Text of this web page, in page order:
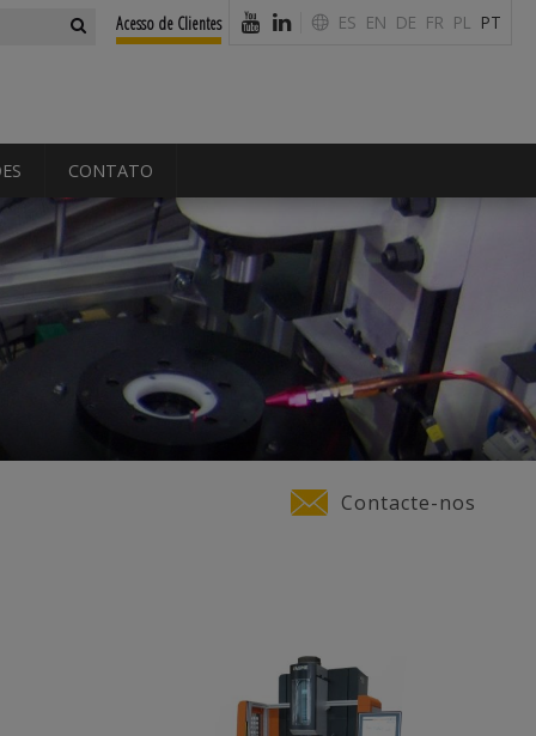
Acesso de Clientes ES EN DE FR PL PT
CONTATO
Contacte-nos